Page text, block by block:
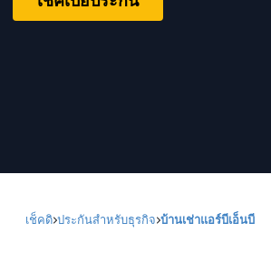
เช็คดิ ประกันสำหรับธุรกิจ บ้านเช่าแอร์บีเอ็นบี